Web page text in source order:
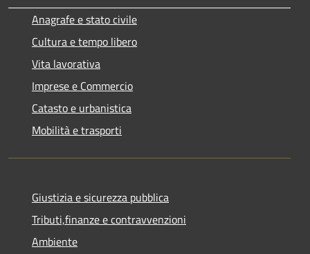
Anagrafe e stato civile
Cultura e tempo libero
Vita lavorativa
Imprese e Commercio
Catasto e urbanistica
Mobilità e trasporti
Giustizia e sicurezza pubblica
Tributi,finanze e contravvenzioni
Ambiente